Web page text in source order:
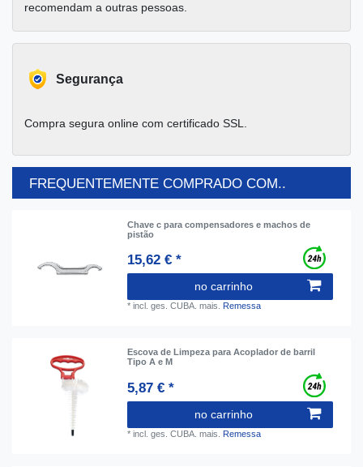
recomendam a outras pessoas.
Segurança
Compra segura online com certificado SSL.
FREQUENTEMENTE COMPRADO COM..
Chave c para compensadores e machos de
pistão
15,62 € *
no carrinho
*incl. ges. CUBA. mais. Remessa
Escova de Limpeza para Acoplador de barril
Tipo A e M
5,87 € *
no carrinho
*incl. ges. CUBA. mais. Remessa